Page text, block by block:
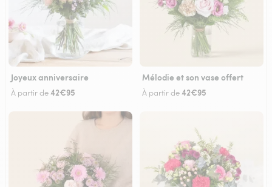
Joyeux anniversaire
À partir de42€95
Mélodie et son vase offert
À partir de42€95